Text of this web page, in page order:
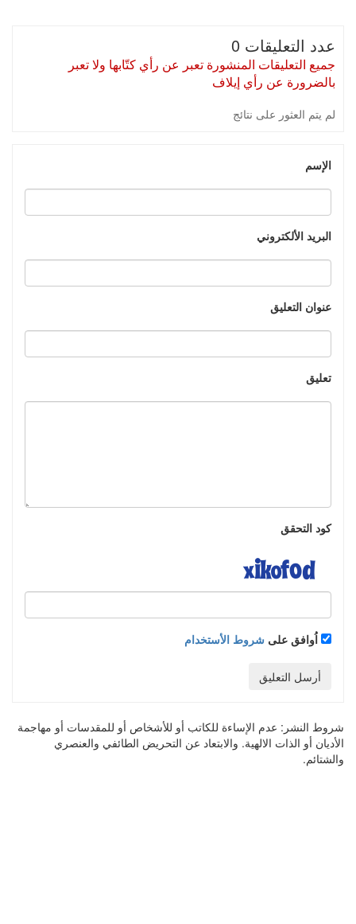
عدد التعليقات 0
جميع التعليقات المنشورة تعبر عن رأي كتّابها ولا تعبر
بالضرورة عن رأي إيلاف
لم يتم العثور على نتائج
الإسم
البريد الألكتروني
عنوان التعليق
تعليق
كود التحقق
اُوافق على شروط الأستخدام
أرسل التعليق
شروط النشر: عدم الإساءة للكاتب أو للأشخاص أو للمقدسات أو مهاجمة
الأديان أو الذات الالهية. والابتعاد عن التحريض الطائفي والعنصري
والشتائم.